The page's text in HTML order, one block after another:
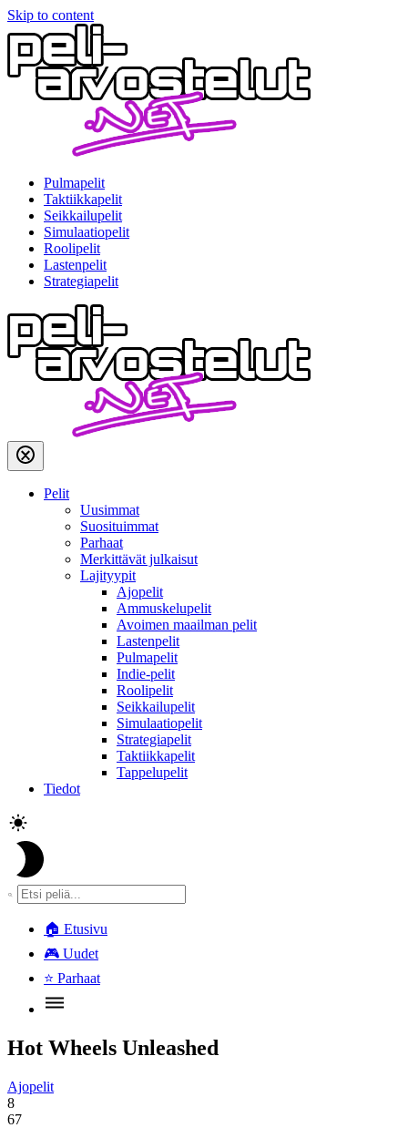
Skip to content
Pulmapelit
Taktiikkapelit
Seikkailupelit
Simulaatiopelit
Roolipelit
Lastenpelit
Strategiapelit
Pelit
Uusimmat
Suosituimmat
Parhaat
Merkittävät julkaisut
Lajityypit
Ajopelit
Ammuskelupelit
Avoimen maailman pelit
Lastenpelit
Pulmapelit
Indie-pelit
Roolipelit
Seikkailupelit
Simulaatiopelit
Strategiapelit
Taktiikkapelit
Tappelupelit
Tiedot
🏠 Etusivu
🎮 Uudet
⭐ Parhaat
Hot Wheels Unleashed
Ajopelit
8
67